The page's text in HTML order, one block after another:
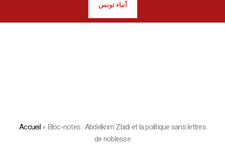
أنباء تونس
Accueil»Bloc-notes : Abdelkrim Zbidi et la politique sans lettres
de noblesse